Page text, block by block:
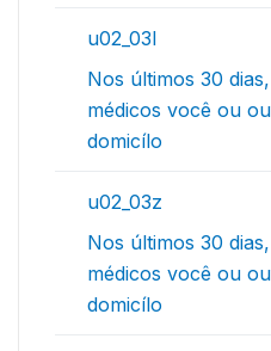
u02_03l
Nos últimos 30
médicos você ou
domicílo
u02_03z
Nos últimos 30
médicos você ou
domicílo